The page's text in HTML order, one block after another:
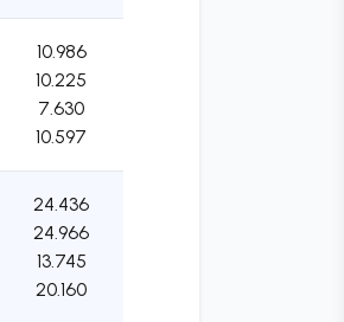
10.986
10.225
7.630
10.597
24.436
24.966
13.745
20.160